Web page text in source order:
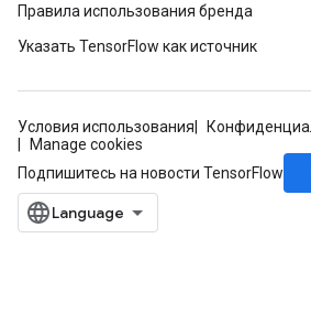
Правила использования бренда
Указать TensorFlow как источник
Условия использования
Manage cookies
Подпишитесь на новости TensorFlow